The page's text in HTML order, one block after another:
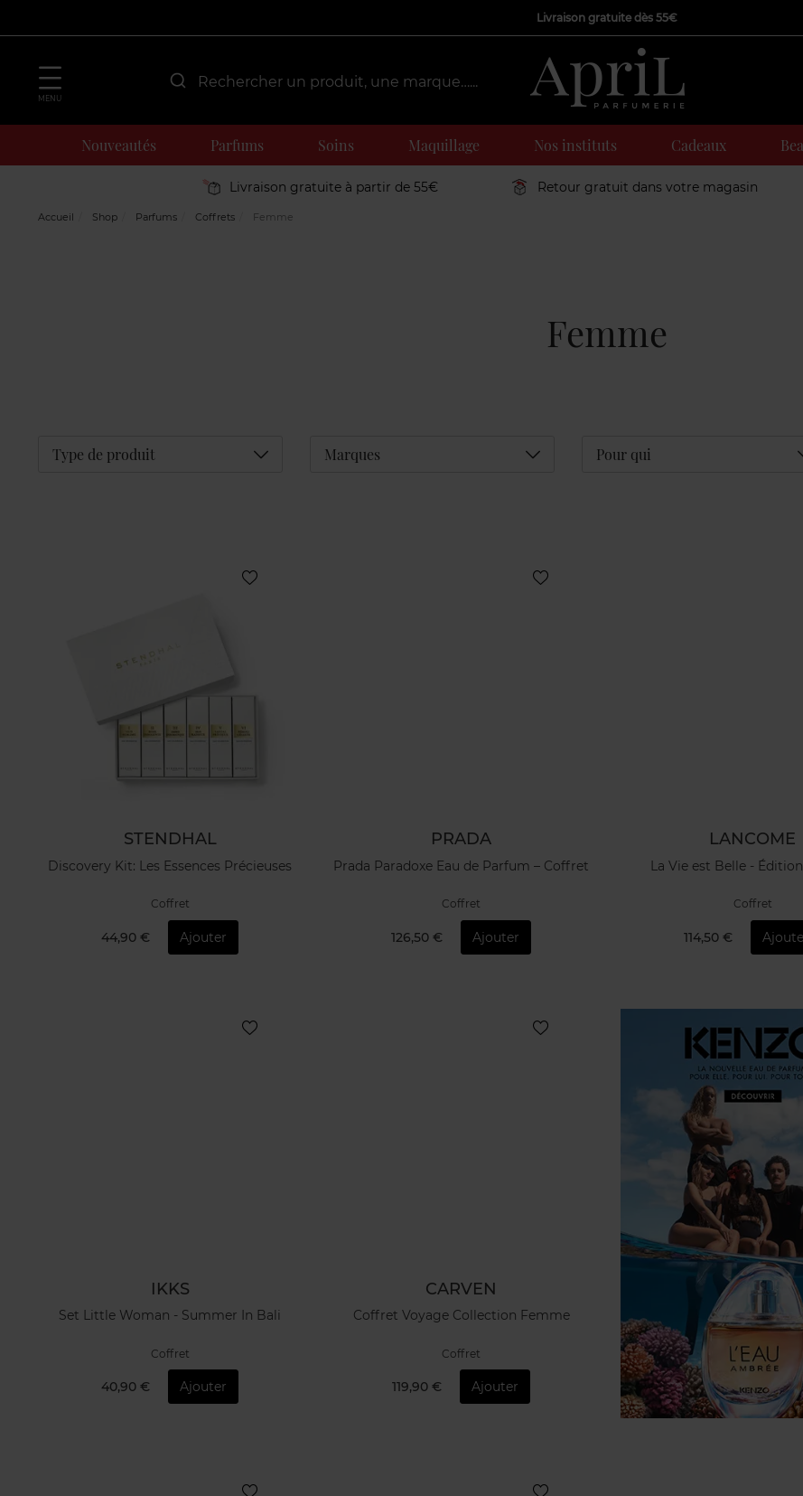
Livraison gratuite dès 55€
MENU
Nouveautés Parfums Soins Maquillage Nos instituts Cadeaux
Livraison gratuite à partir de 55€ Retour gratuit dans votre magasin
Accueil Shop Parfums Coffrets Femme
Femme
Type de produit Déplier Marques Déplier Pour qui
STENDHAL
Discovery Kit: Les Essences Précieuses
Coffret
44,90 € Ajouter
PRADA
Prada Paradoxe Eau de Parfum – Coffret
Coffret
126,50 € Ajouter
LANCOME
La Vie est Belle -
Coffret
114,50 €
IKKS
Set Little Woman - Summer In Bali
Coffret
40,90 € Ajouter
CARVEN
Coffret Voyage Collection Femme
Coffret
119,90 € Ajouter